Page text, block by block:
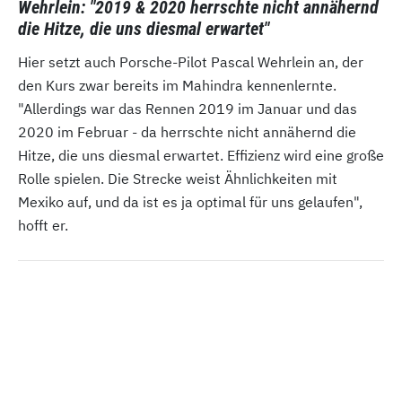
Wehrlein: "2019 & 2020 herrschte nicht annähernd
die Hitze, die uns diesmal erwartet"
Hier setzt auch Porsche-Pilot Pascal Wehrlein an, der
den Kurs zwar bereits im Mahindra kennenlernte.
"Allerdings war das Rennen 2019 im Januar und das
2020 im Februar - da herrschte nicht annähernd die
Hitze, die uns diesmal erwartet. Effizienz wird eine große
Rolle spielen. Die Strecke weist Ähnlichkeiten mit
Mexiko auf, und da ist es ja optimal für uns gelaufen",
hofft er.